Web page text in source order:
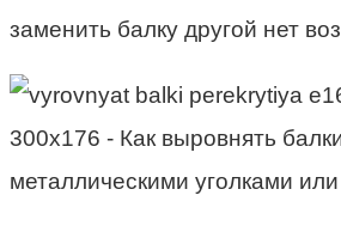
заменить балку другой нет